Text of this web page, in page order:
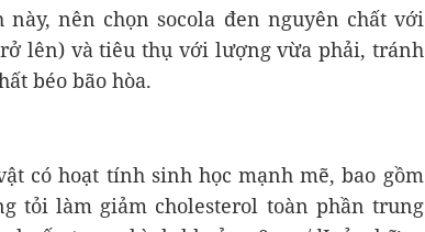
nên chọn socola đen nguyên chất với
lên) và tiêu thụ với lượng vừa phải, tránh
béo bão hòa.
có hoạt tính sinh học mạnh mẽ, bao gồm
tỏi làm giảm cholesterol toàn phần trung